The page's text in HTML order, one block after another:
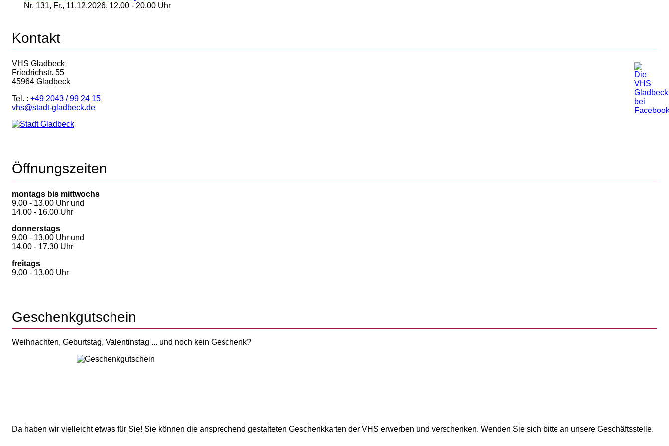
Nr. 131, Fr., 11.12.2026, 12.00 - 20.00 Uhr
Kontakt
VHS Gladbeck
Friedrichstr. 55
45964 Gladbeck
Tel. : +49 2043 / 99 24 15
vhs@stadt-gladbeck.de
Öffnungszeiten
montags bis mittwochs
9.00 - 13.00 Uhr und
14.00 - 16.00 Uhr
donnerstags
9.00 - 13.00 Uhr und
14.00 - 17.30 Uhr
freitags
9.00 - 13.00 Uhr
Geschenkgutschein
Weihnachten, Geburtstag, Valentinstag ... und noch kein Geschenk?
Da haben wir vielleicht etwas für Sie! Sie können die ansprechend gestalteten Geschenkkarten der VHS erwerben und verschenken. Wenden Sie sich bitte an unsere Geschäftsstelle.